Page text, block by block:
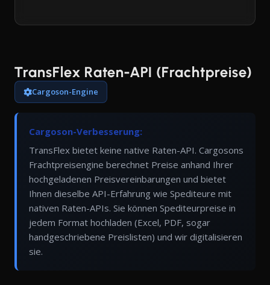
TransFlex Raten-API (Frachtpreise)
Cargoson-Engine
Cargoson-Verbesserung:
TransFlex bietet keine native Raten-API. Cargosons
Frachtpreisengine berechnet Preise anhand Ihrer
hochgeladenen Preisvereinbarungen und bietet
Ihnen dieselbe API-Erfahrung wie Spediteure mit
nativen Raten-APIs. Sie können Spediteurpreise in
jedem Format hochladen (Excel, PDF, sogar
handgeschriebene Preislisten) und wir digitalisieren
sie.